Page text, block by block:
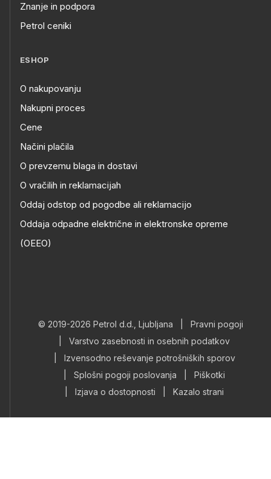
Znanje in podpora
Petrol ceniki
ESHOP
O nakupovanju
Nakupni proces
Cene
Načini plačila
O prevzemu blaga in dostavi
O vračilih in reklamacijah
Oddaj odstop od pogodbe ali reklamacijo
Oddaja odpadne električne in elektronske opreme
(OEEO)
© 2019-2026 Petrol d.d., Ljubljana
Pravni pogoji
Varstvo zasebnosti in osebnih podatkov
Izvensodno reševanje potrošniških sporov
Splošni pogoji poslovanja
Piškotki
Izjava o dostopnosti Kazalo strani